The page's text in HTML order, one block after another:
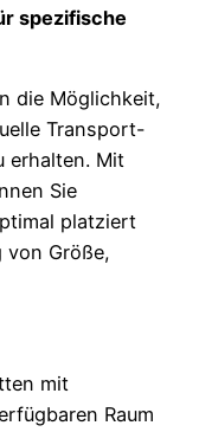
spezifische
die Möglichkeit,
Transport-
erhalten. Mit
Sie
platziert
von Größe,
mit
Raum